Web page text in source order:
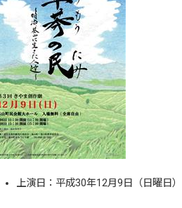
上演日：平成30年12月9日（日曜日）